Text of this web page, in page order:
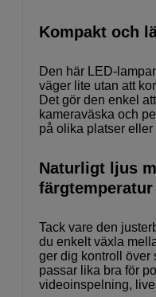
Kompakt och
Den här LED-
väger lite utan att
Det gör den enkel
kameraväska och
på olika platser eller
Naturligt ljus
färgtemperatur
Tack vare den
du enkelt växla
ger dig kontroll över
passar lika bra för
videoinspelning,